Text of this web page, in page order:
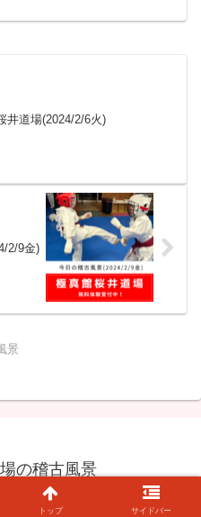
井道場(2024/2/6火)
2/9金)
景
の稽古風景
道場の稽古風景.
トップ サイドバー